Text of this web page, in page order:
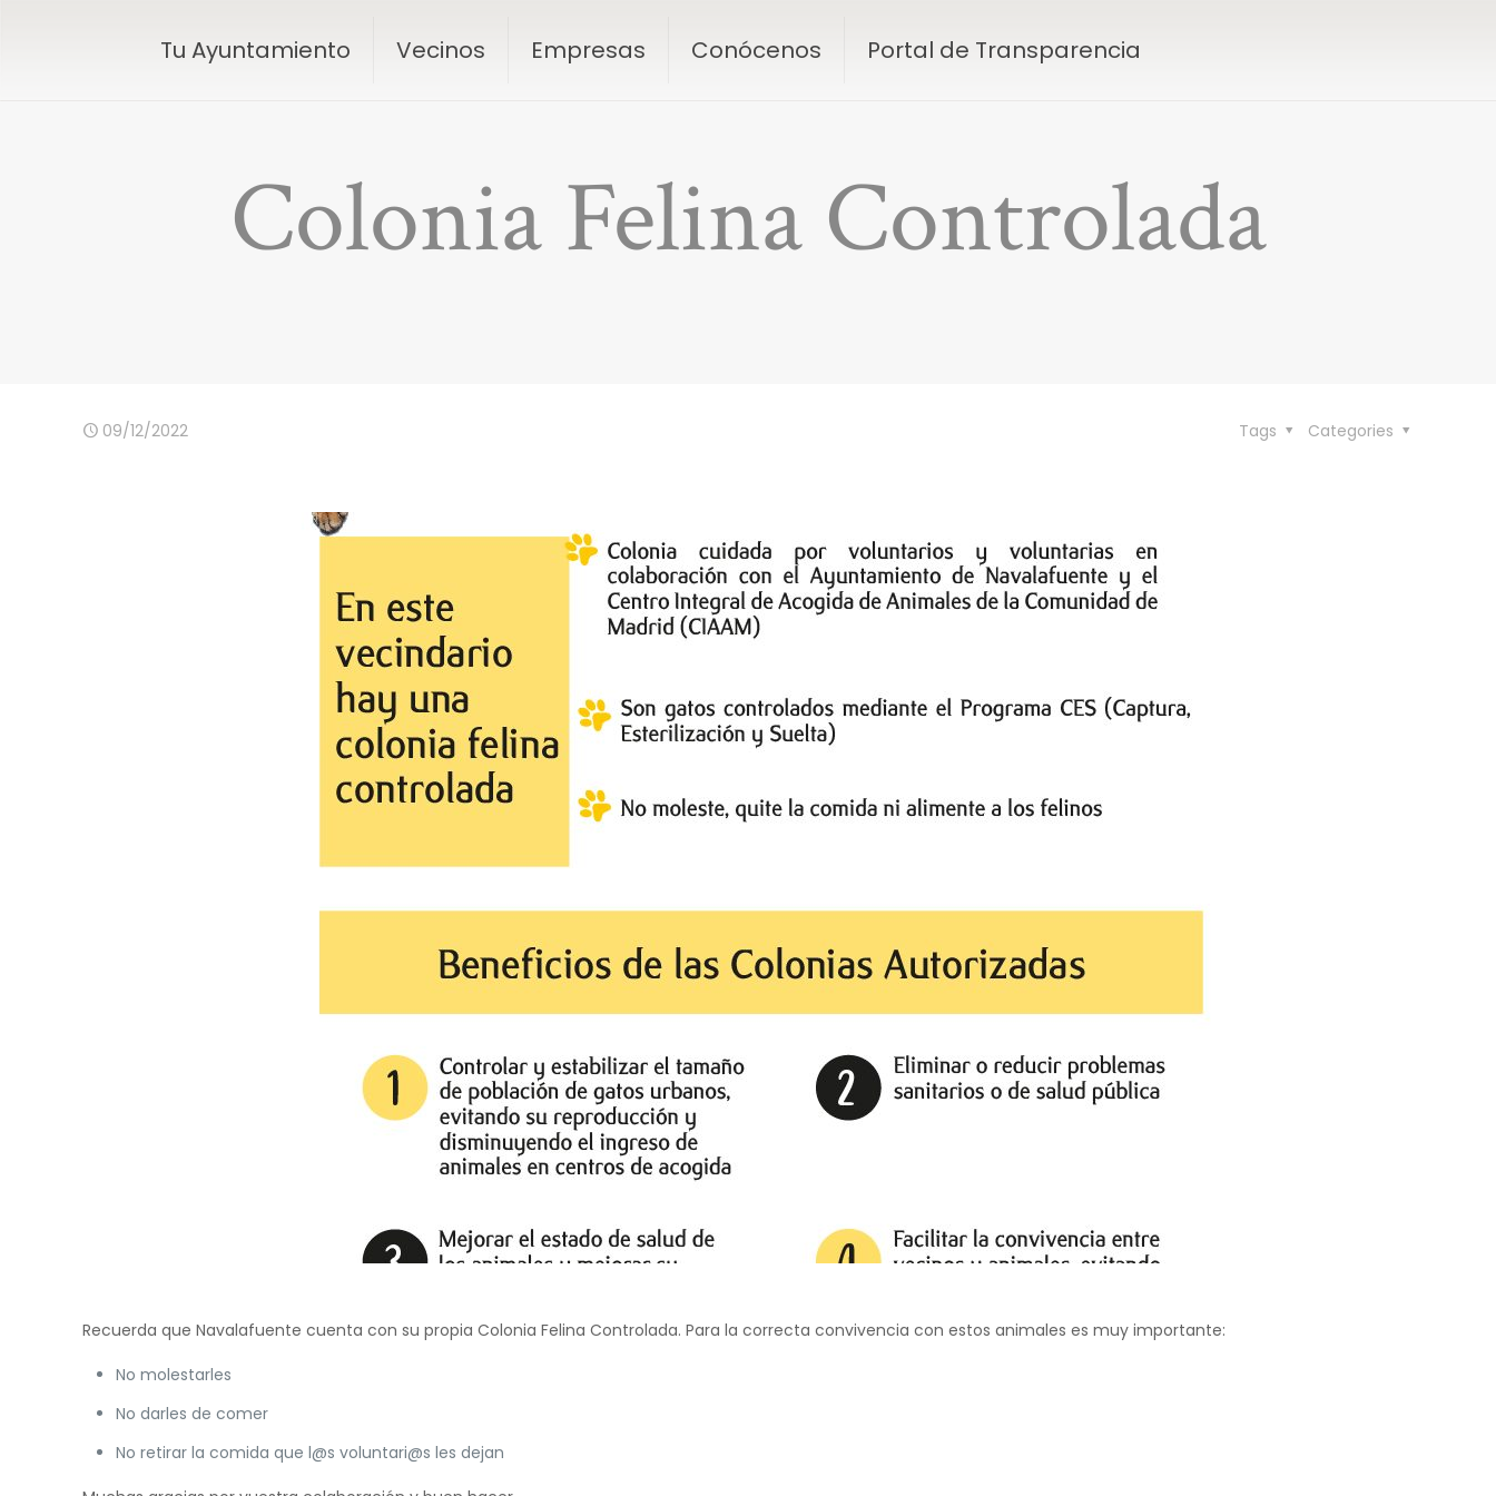
Tu Ayuntamiento Vecinos Empresas Conócenos Portal de Transparencia
Colonia Felina Controlada
09/12/2022 Categories
Tags
Recuerda que Navalafuente cuenta con su propia Colonia Felina Controlada. Para la correcta convivencia con estos animales es muy importante:
No molestarles
No darles de comer
No retirar la comida que l@s voluntari@s les dejan